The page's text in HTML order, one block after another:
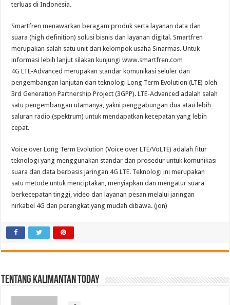
terluas di Indonesia.
Smartfren menawarkan beragam produk serta layanan data dan
suara (high definition) solusi bisnis dan layanan digital. Smartfren
merupakan salah satu unit dari kelompok usaha Sinarmas. Untuk
informasi lebih lanjut silakan kunjungi www.smartfren.com
4G LTE-Advanced merupakan standar komunikasi seluler dan
pengembangan lanjutan dari teknologi Long Term Evolution (LTE) oleh
3rd Generation Partnership Project (3GPP). LTE-Advanced adalah salah
satu pengembangan utamanya, yakni penggabungan dua atau lebih
saluran radio (spektrum) untuk mendapatkan kecepatan yang lebih
cepat.
Voice over Long Term Evolution (Voice over LTE/VoLTE) adalah fitur
teknologi yang menggunakan standar dan prosedur untuk komunikasi
suara dan data berbasis jaringan 4G LTE. Teknologi ini merupakan
satu metode untuk menciptakan, menyiapkan dan mengatur suara
berkecepatan tinggi, video dan layanan pesan melalui jaringan
nirkabel 4G dan perangkat yang mudah dibawa. (jon)
Tentang Kalimantan Today